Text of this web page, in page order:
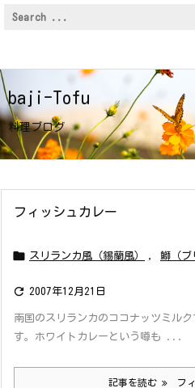
baji-Tofu
料理ブログ
フィッシュカレー
 スリランカ風（錫蘭風） , 鰤（ブ
 2007年12月21日
南国のスリランカのココナッツミル
す。ホワイトカレーという噂も ...
記事を読む フィ